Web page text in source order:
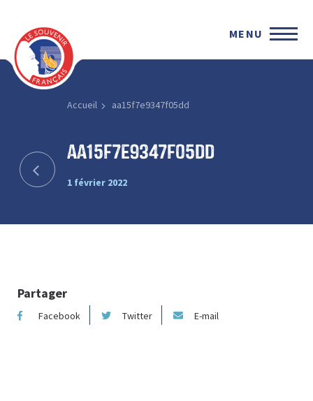
MENU
Accueil aa15f7e9347f05dd
aa15f7e9347f05dd
1 février 2022
Partager
Facebook Twitter E-mail